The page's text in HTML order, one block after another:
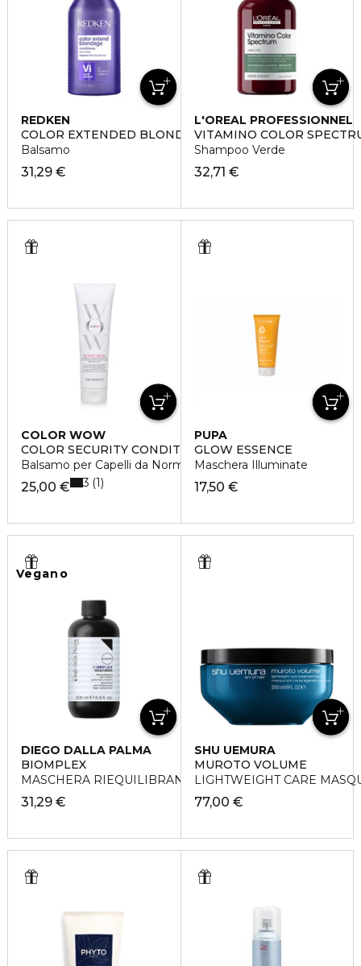
REDKEN
COLOR EXTENDED BLONDAGE
Balsamo
31,29 €
L'OREAL PROFESSIONNEL
VITAMINO COLOR
Shampoo Verde
32,71 €
COLOR WOW
COLOR SECURITY CONDITIONER
Balsamo per Capelli da Normali a Spessi
25,00 € 3 1
PUPA
GLOW ESSENCE
Maschera Illuminate
17,50 €
Vegano
DIEGO DALLA PALMA
BIOMPLEX
MASCHERA RIEQUILIBRANTE ANTI-STRESS
31,29 €
SHU UEMURA
MUROTO VOLUME
LIGHTWEIGHT CARE
77,00 €